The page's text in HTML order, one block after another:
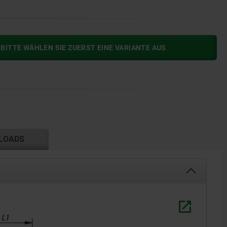
BITTE WÄHLEN SIE ZUERST EINE VARIANTE AUS